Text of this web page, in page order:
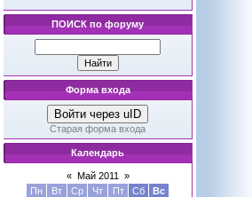
ПОИСК по форуму
Форма входа
Войти через uID
Старая форма входа
Календарь
« Май 2011
»
Пн
Вт Ср Чт Пт Сб
Вс